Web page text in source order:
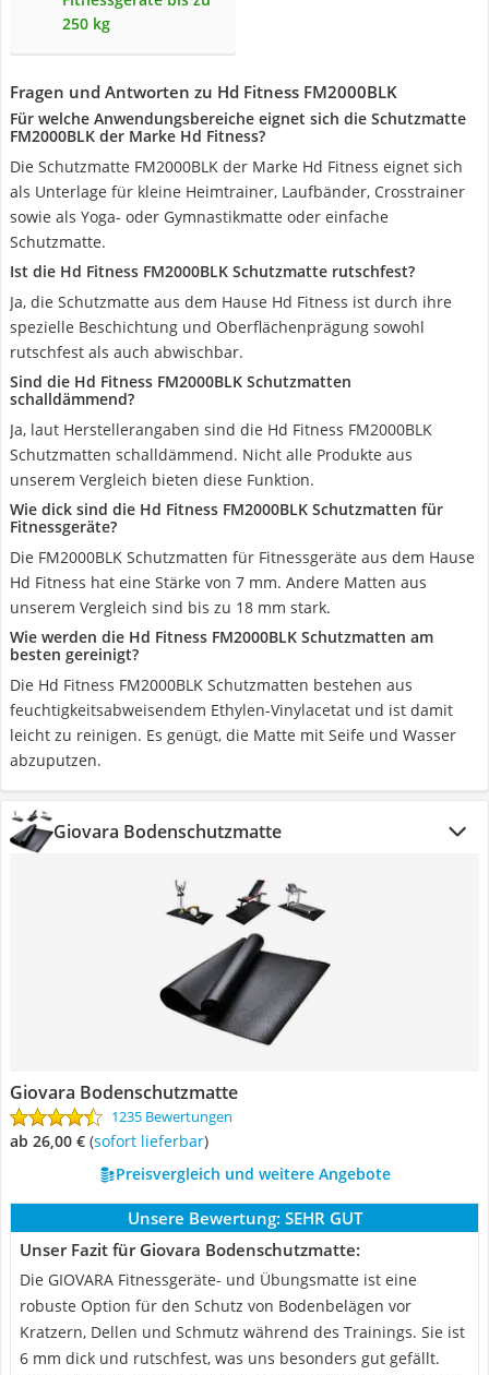
250 kg
Fragen und Antworten zu Hd Fitness FM2000BLK
Für welche Anwendungsbereiche eignet sich die Schutzmatte
FM2000BLK der Marke Hd Fitness?
Die Schutzmatte FM2000BLK der Marke Hd Fitness eignet sich
als Unterlage für kleine Heimtrainer, Laufbänder, Crosstrainer
sowie als Yoga- oder Gymnastikmatte oder einfache
Schutzmatte.
Ist die Hd Fitness FM2000BLK Schutzmatte rutschfest?
Ja, die Schutzmatte aus dem Hause Hd Fitness ist durch ihre
spezielle Beschichtung und Oberflächenprägung sowohl
rutschfest als auch abwischbar.
Sind die Hd Fitness FM2000BLK Schutzmatten
schalldämmend?
Ja, laut Herstellerangaben sind die Hd Fitness FM2000BLK
Schutzmatten schalldämmend. Nicht alle Produkte aus
unserem Vergleich bieten diese Funktion.
Wie dick sind die Hd Fitness FM2000BLK Schutzmatten für
Fitnessgeräte?
Die FM2000BLK Schutzmatten für Fitnessgeräte aus dem Hause
Hd Fitness hat eine Stärke von 7 mm. Andere Matten aus
unserem Vergleich sind bis zu 18 mm stark.
Wie werden die Hd Fitness FM2000BLK Schutzmatten am
besten gereinigt?
Die Hd Fitness FM2000BLK Schutzmatten bestehen aus
feuchtigkeitsabweisendem Ethylen-Vinylacetat und ist damit
leicht zu reinigen. Es genügt, die Matte mit Seife und Wasser
abzuputzen.
Giovara Bodenschutzmatte
Giovara Bodenschutzmatte
1235 Bewertungen
ab 26,00 € ( Sofort lieferbar)
Preisvergleich und weitere Angebote
Unsere Bewertung: SEHR GUT
Unser Fazit für Giovara Bodenschutzmatte:
Die GIOVARA Fitnessgeräte- und Übungsmatte ist eine
robuste Option für den Schutz von Bodenbelägen vor
Kratzern, Dellen und Schmutz während des Trainings. Sie ist
6 mm dick und rutschfest, was uns besonders gut gefällt.